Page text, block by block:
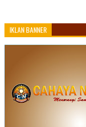
IKLAN BANNER